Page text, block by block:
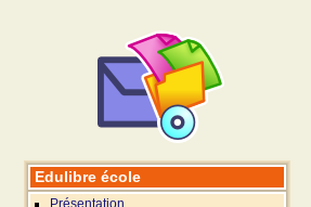
Edulibre école
Présentation